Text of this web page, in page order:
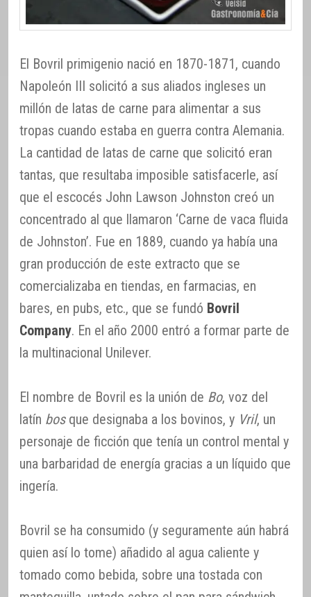
El Bovril primigenio nació en 1870-1871, cuando
Napoleón III solicitó a sus aliados ingleses un
millón de latas de carne para alimentar a sus
tropas cuando estaba en guerra contra Alemania.
La cantidad de latas de carne que solicitó eran
tantas, que resultaba imposible satisfacerle, así
que el escocés John Lawson Johnston creó un
concentrado al que llamaron ‘Carne de vaca fluida
de Johnston’. Fue en 1889, cuando ya había una
gran producción de este extracto que se
comercializaba en tiendas, en farmacias, en
bares, en pubs, etc., que se fundó Bovril
Company. En el año 2000 entró a formar parte de
la multinacional Unilever.
El nombre de Bovril es la unión de Bo, voz del
latín bosque designaba a los bovinos, y Vril, un
personaje de ficción que tenía un control mental y
una barbaridad de energía gracias a un líquido que
ingería.
Bovril se ha consumido (y seguramente aún habrá
quien así lo tome) añadido al agua caliente y
tomado como bebida, sobre una tostada con